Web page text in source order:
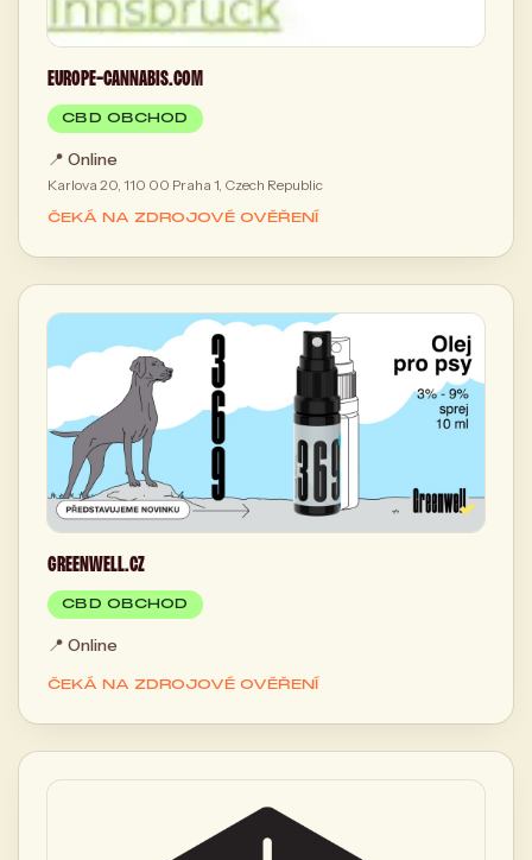
EUROPE-CANNABIS.COM
CBD OBCHOD
📍 Online
Karlova 20, 110 00 Praha 1, Czech Republic
ČEKÁ NA ZDROJOVÉ OVĚŘENÍ
GREENWELL.CZ
CBD OBCHOD
📍 Online
ČEKÁ NA ZDROJOVÉ OVĚŘENÍ